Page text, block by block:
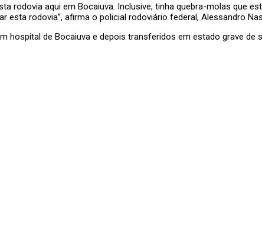
rodovia aqui em Bocaiuva. Inclusive, tinha quebra-molas que
rodovia”, afirma o policial rodoviário federal, Alessandro
de Bocaiuva e depois transferidos em estado grave de